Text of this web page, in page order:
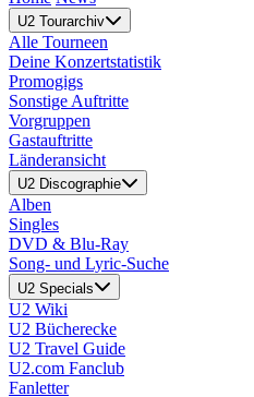
U2 Tourarchiv
Alle Tourneen
Deine Konzertstatistik
Promogigs
Sonstige Auftritte
Vorgruppen
Gastauftritte
Länderansicht
U2 Discographie
Alben
Singles
DVD & Blu-Ray
Song- und Lyric-Suche
U2 Specials
U2 Wiki
U2 Bücherecke
U2 Travel Guide
U2.com Fanclub
Fanletter